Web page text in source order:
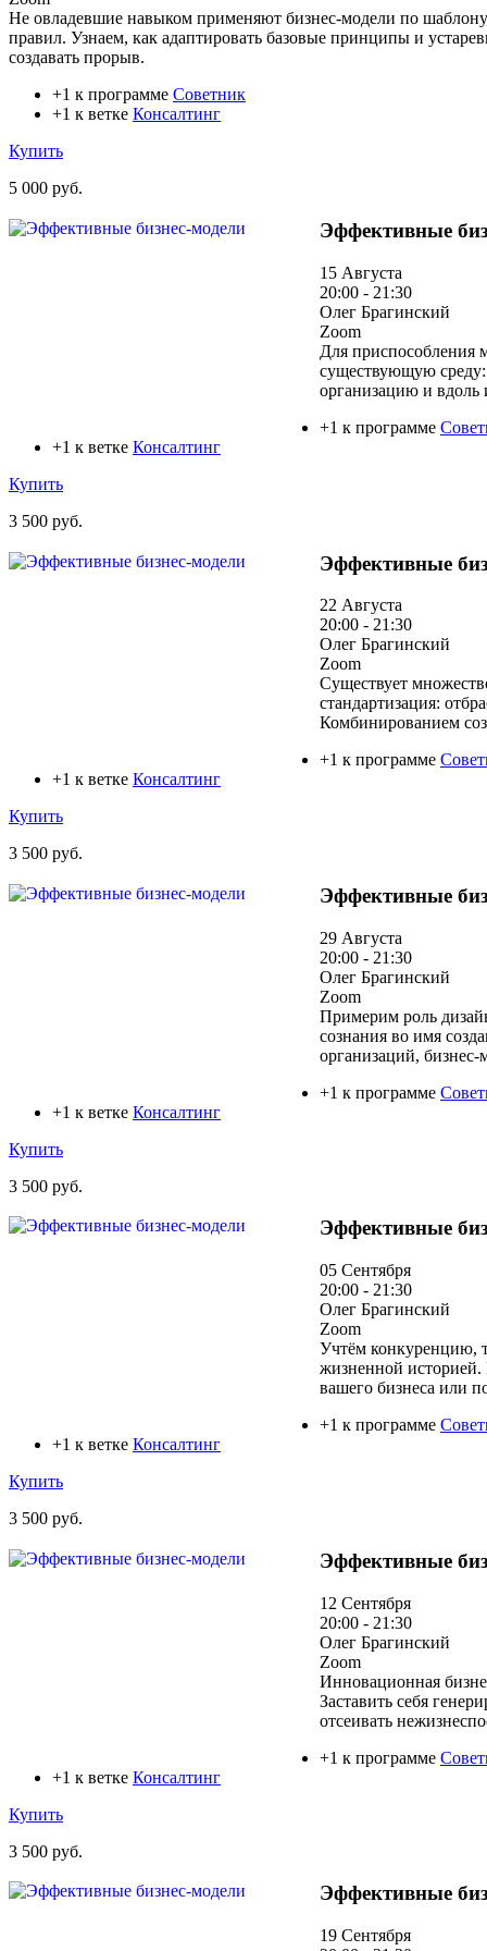
Не овладевшие навыком применяют бизнес-модели по
правил. Узнаем, как адаптировать базовые принципы и
создавать прорыв.
+1 к программе Советник
+1 к ветке Консалтинг
Купить
5 000 руб.
Эффективные
15 Августа
20:00 - 21:30
Олег Брагинский
Zoom
Для приспособления
существующую среду:
организацию и вдоль
+1 к программе
+1 к ветке Консалтинг
Купить
3 500 руб.
Эффективные
22 Августа
20:00 - 21:30
Олег Брагинский
Zoom
Существует
стандартизация:
Комбинированием
+1 к программе
+1 к ветке Консалтинг
Купить
3 500 руб.
Эффективные
29 Августа
20:00 - 21:30
Олег Брагинский
Zoom
Примерим роль
сознания во имя
организаций, бизнес-
+1 к программе
+1 к ветке Консалтинг
Купить
3 500 руб.
Эффективные
05 Сентября
20:00 - 21:30
Олег Брагинский
Zoom
Учтём конкуренцию,
жизненной
вашего бизнеса или
+1 к программе
+1 к ветке Консалтинг
Купить
3 500 руб.
Эффективные
12 Сентября
20:00 - 21:30
Олег Брагинский
Zoom
Инновационная
Заставить себя
отсеивать
+1 к программе
+1 к ветке Консалтинг
Купить
3 500 руб.
Эффективные
19 Сентября